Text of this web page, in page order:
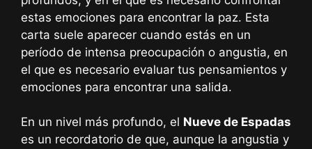
estas emociones para encontrar la paz. Esta
carta suele aparecer cuando estás en un
período de intensa preocupación o angustia, en
el que es necesario evaluar tus pensamientos y
emociones para encontrar una salida.
En un nivel más profundo, el Nueve de Espadas
es un recordatorio de que, aunque la angustia y